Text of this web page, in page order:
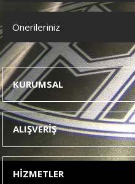
Önerileriniz
Bu ürünün fiyat bilgisi, resim,
konularda yetersiz gördüğünüz
tarafımıza iletebilirsiniz.
Görüş ve önerileriniz için
Ürün resmi kalitesiz, bozuk
Ürün açıklamasında eksik
Ürün bilgilerinde hatalar
Ürün fiyatı diğer sitelerden daha
KURUMSAL
ALIŞVERİŞ
HİZMETLER